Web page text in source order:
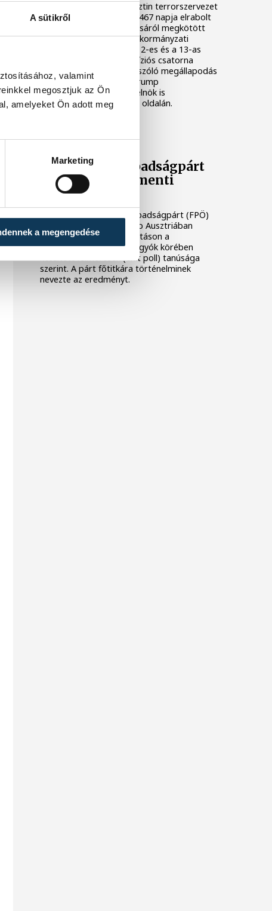
A sütikről
valamint
megosztjuk az Ön
amelyeket Ön adott meg
Marketing
a megengedése
Izrael és a Hamász palesztin terrorszervezet
közötti tűzszünetet és a 467 napja elrabolt
izraeli túszok kiszabadulásáról megkötött
egyezményt jelentett be kormányzati
forrásokra hivatkozva a 12-es és a 13-as
izraeli kereskedelmi televíziós csatorna
szerda este. A túszokról szóló megállapodás
megszületését Donald Trump
megválasztott amerikai elnök is
megerősítette közösségi oldalán.
Az Osztrák Szabadságpárt
győzött a parlamenti
választáson
A jobboldali Osztrák Szabadságpárt (FPÖ)
áll győzelemre a vasárnap Ausztriában
tartott parlamenti választáson a
szavazóhelyiségeket elhagyók körében
készített felmérések (exit poll) tanúsága
szerint. A párt főtitkára történelminek
nevezte az eredményt.